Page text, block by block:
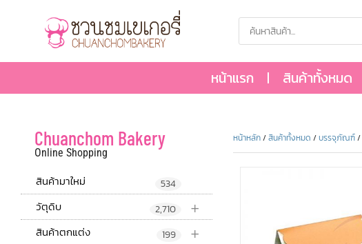
หน้าแรก สินค้าทั้งหมด
Chuanchom Bakery
Online Shopping
สินค้ามาใหม่ 534
+
วัตุดิบ 2,710
+
สินค้าตกแต่ง 199
หน้าหลัก/สินค้าทั้งหมด /บรรจุภัณฑ์/